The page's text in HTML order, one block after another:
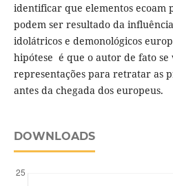
identificar que elementos ecoam
podem ser resultado da
idolátricos e demonológicos
hipótese é que o autor de fato se
representações para retratar as
antes da chegada dos europeus.
DOWNLOADS